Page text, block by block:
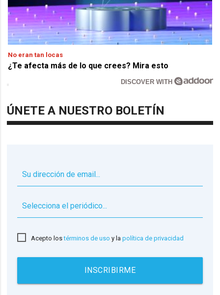
No eran tan locas
¿Te afecta más de lo que crees? Mira esto
DISCOVER WITH
ÚNETE A NUESTRO BOLETÍN
Acepto lostérminos de uso y lapolítica de privacidad
INSCRIBIRME